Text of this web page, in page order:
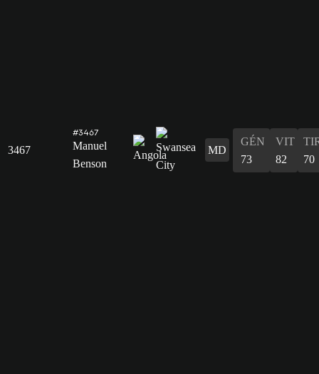
3467
#3467
Manuel
Benson
MD
GÉN
73
VIT
82
70